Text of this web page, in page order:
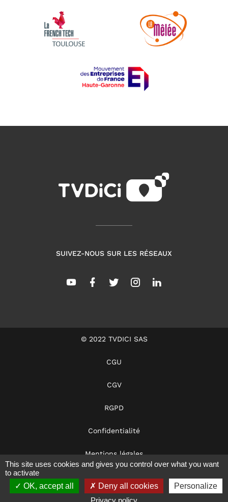
SUIVEZ-NOUS SUR LES RÉSEAUX
© 2022 TVDICI SAS
CGU
CGV
RGPD
Confidentialité
Mentions légales
Notre éthique
This site uses cookies and gives you control over what you want
to activate
OK, accept all
Deny all cookies
Personalize
Privacy policy